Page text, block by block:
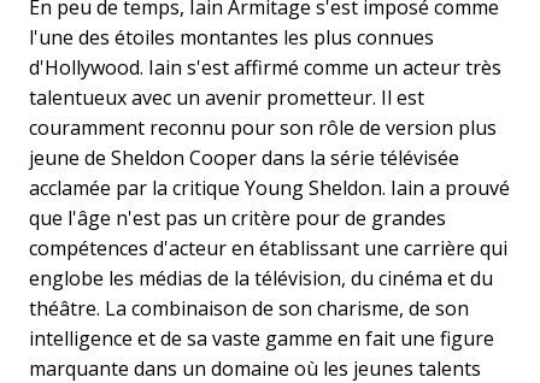
En peu de temps, Iain Armitage s'est imposé comme
l'une des étoiles montantes les plus connues
d'Hollywood. Iain s'est affirmé comme un acteur très
talentueux avec un avenir prometteur. Il est
couramment reconnu pour son rôle de version plus
jeune de Sheldon Cooper dans la série télévisée
acclamée par la critique Young Sheldon. Iain a prouvé
que l'âge n'est pas un critère pour de grandes
compétences d'acteur en établissant une carrière qui
englobe les médias de la télévision, du cinéma et du
théâtre. La combinaison de son charisme, de son
intelligence et de sa vaste gamme en fait une figure
marquante dans un domaine où les jeunes talents